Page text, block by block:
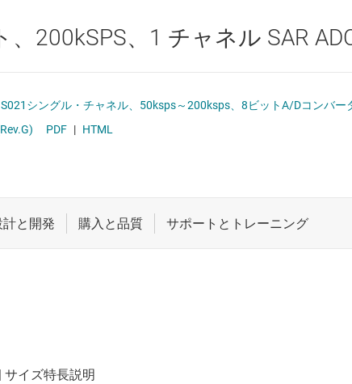
ェイス
タイミング
ー サービス
マイコン (MCU) / プ
ロジックと電圧変換
絶縁
Other data converters
統合型やスペシャル ファンクションの各データ コン
、200kSPS、1 チャネル SAR
シングル・チャネル、50ksps～200ksps、8ビットA/Dコンバー
PDF | HTML